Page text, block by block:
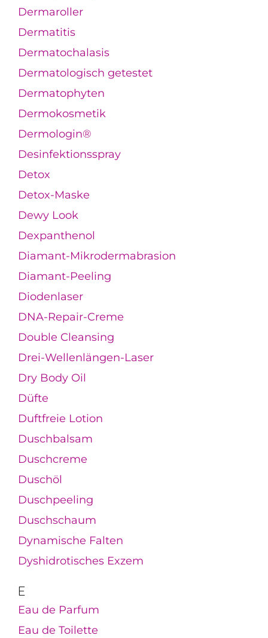
Dermaroller
Dermatitis
Dermatochalasis
Dermatologisch getestet
Dermatophyten
Dermokosmetik
Dermologin®
Desinfektionsspray
Detox
Detox-Maske
Dewy Look
Dexpanthenol
Diamant-Mikrodermabrasion
Diamant-Peeling
Diodenlaser
DNA-Repair-Creme
Double Cleansing
Drei-Wellenlängen-Laser
Dry Body Oil
Düfte
Duftfreie Lotion
Duschbalsam
Duschcreme
Duschöl
Duschpeeling
Duschschaum
Dynamische Falten
Dyshidrotisches Exzem
E
Eau de Parfum
Eau de Toilette